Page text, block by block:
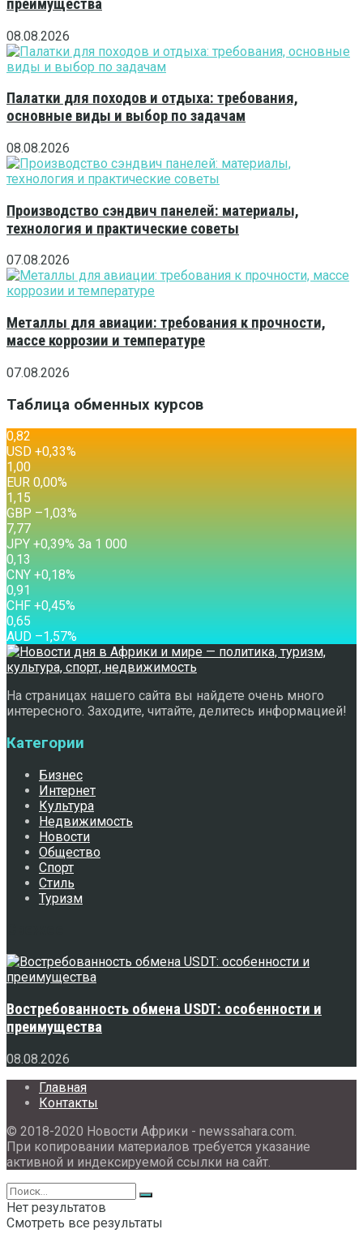
преимущества
08.08.2026
Палатки для походов и отдыха: требования,
основные виды и выбор по задачам
08.08.2026
Производство сэндвич панелей: материалы,
технология и практические советы
07.08.2026
Металлы для авиации: требования к прочности,
массе коррозии и температуре
07.08.2026
Таблица обменных курсов
0,82
USD +0,33%
1,00
EUR 0,00%
1,15
GBP –1,03%
7,77
JPY +0,39% За 1 000
0,13
CNY +0,18%
0,91
CHF +0,45%
0,65
AUD –1,57%
На страницах нашего сайта вы найдете очень много
интересного. Заходите, читайте, делитесь информацией!
Категории
Бизнес
Интернет
Культура
Недвижимость
Новости
Общество
Спорт
Стиль
Туризм
Востребованность обмена USDT: особенности и
преимущества
08.08.2026
Главная
Контакты
© 2018-2020 Новости Африки - newssahara.com.
При копировании материалов требуется указание
активной и индексируемой ссылки на сайт.
Нет результатов
Смотреть все результаты